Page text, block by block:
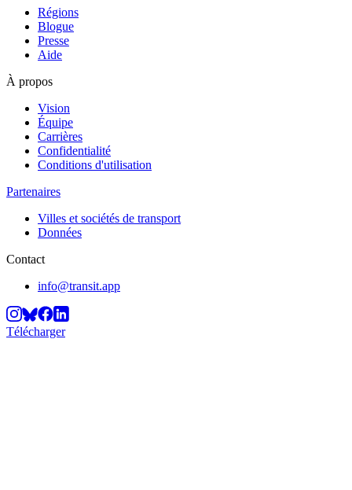
Régions
Blogue
Presse
Aide
À propos
Vision
Équipe
Carrières
Confidentialité
Conditions d'utilisation
Partenaires
Villes et sociétés de transport
Données
Contact
info@transit.app
Télécharger